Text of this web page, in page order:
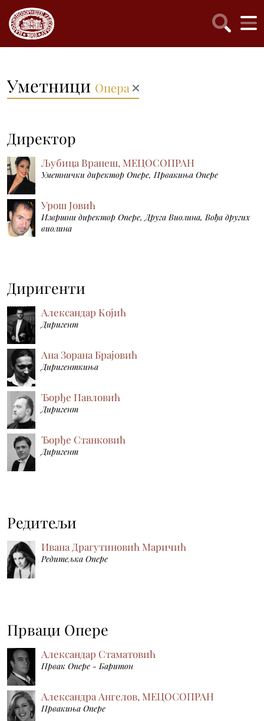
Уметници Опера
Директор
Љубица Вранеш, МЕЦОСОПРАН
Уметнички директор Опере, Првакиња Опере
Урош Јовић
Извршни директор Опере, Друга Виолина, Вођа других
виолина
Диригенти
Александар Којић
Диригент
Ана Зорана Брајовић
Диригенткиња
Ђорђе Павловић
Диригент
Ђорђе Станковић
Диригент
Редитељи
Ивана Драгутиновић Маричић
Редитељка Опере
Прваци Опере
Александар Стаматовић
Првак Опере - Баритон
Александра Ангелов, МЕЦОСОПРАН
Првакиња Опере